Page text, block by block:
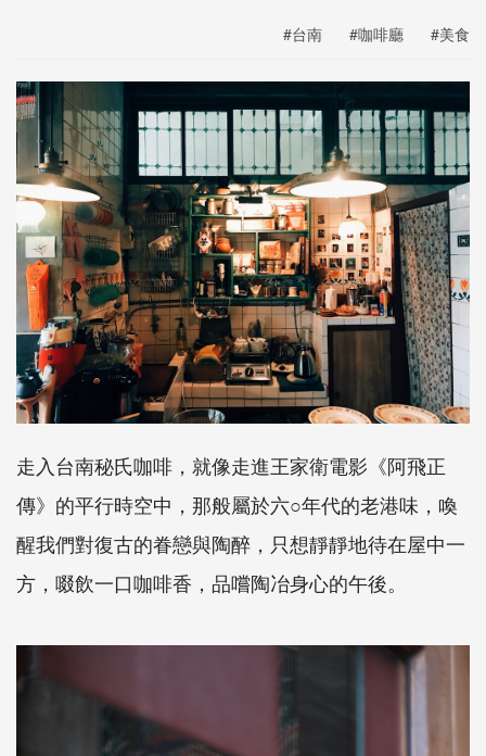
#台南 #咖啡廳 #美食
走入台南秘氏咖啡，就像走進王家衛電影《阿飛正
傳》的平行時空中，那般屬於六○年代的老港味，喚
醒我們對復古的眷戀與陶醉，只想靜靜地待在屋中一
方，啜飲一口咖啡香，品嚐陶冶身心的午後。